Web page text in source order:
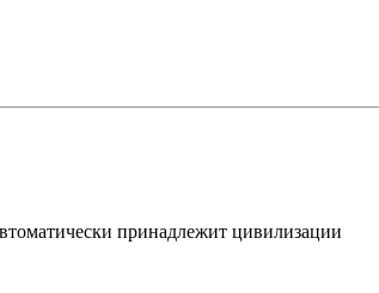
принадлежит цивилизации